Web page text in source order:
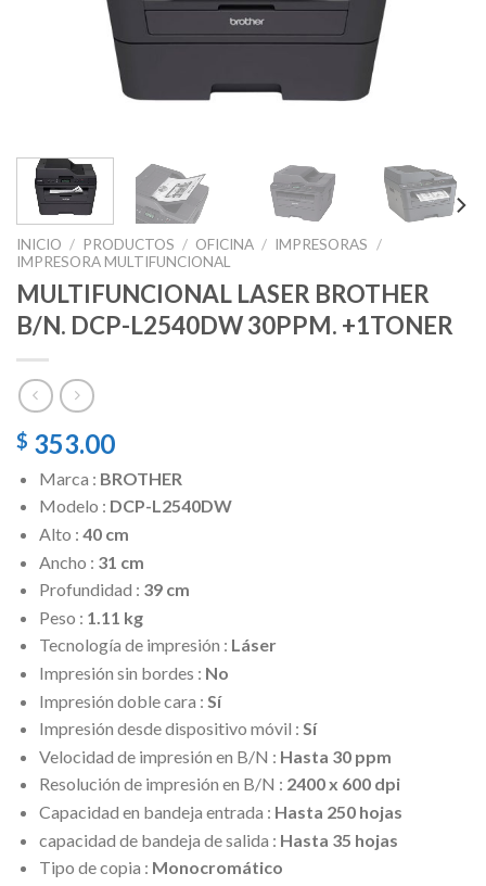
INICIO / PRODUCTOS / OFICINA / IMPRESORAS /
IMPRESORA MULTIFUNCIONAL
MULTIFUNCIONAL LASER BROTHER
B/N. DCP-L2540DW 30PPM. +1TONER
$ 353.00
Marca : BROTHER
Modelo : DCP-L2540DW
Alto : 40 cm
Ancho : 31 cm
Profundidad : 39 cm
Peso : 1.11 kg
Tecnología de impresión : Láser
Impresión sin bordes : No
Impresión doble cara : Sí
Impresión desde dispositivo móvil : Sí
Velocidad de impresión en B/N : Hasta 30 ppm
Resolución de impresión en B/N : 2400 x 600 dpi
Capacidad en bandeja entrada : Hasta 250 hojas
capacidad de bandeja de salida : Hasta 35 hojas
Tipo de copia : Monocromático